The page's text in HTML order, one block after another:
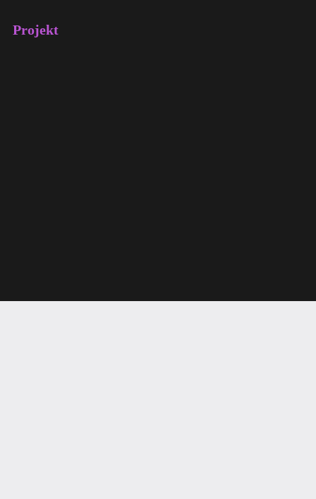
Helen Westphal Celine Busch
Projekt